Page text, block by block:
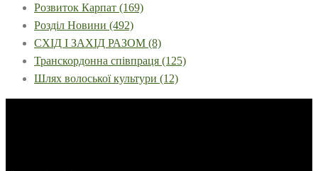
Розвиток Карпат (169)
Розділ Новини (492)
СХІД І ЗАХІД РАЗОМ (8)
Транскордонна співпраця (125)
Шлях волоської культури (12)